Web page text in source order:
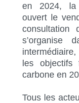
en 2024, la
ouvert le
consultation
s’organise
les objectifs
carbone en
Tous les